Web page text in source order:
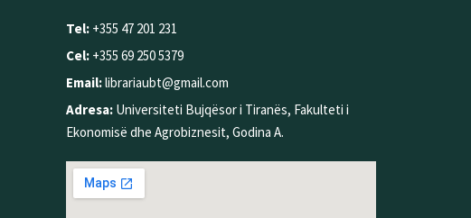
Tel: +355 47 201 231
Cel: +355 69 250 5379
Email:librariaubt@gmail.com
Adresa: Universiteti Bujqësor i Tiranës, Fakulteti i
Ekonomisë dhe Agrobiznesit, Godina A.